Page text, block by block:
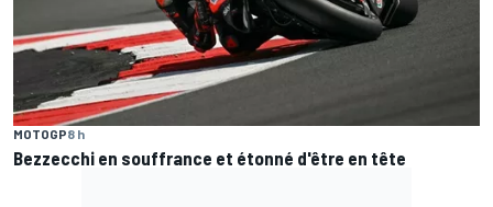
MOTOGP8 h
Bezzecchi en souffrance et étonné d'être en tête